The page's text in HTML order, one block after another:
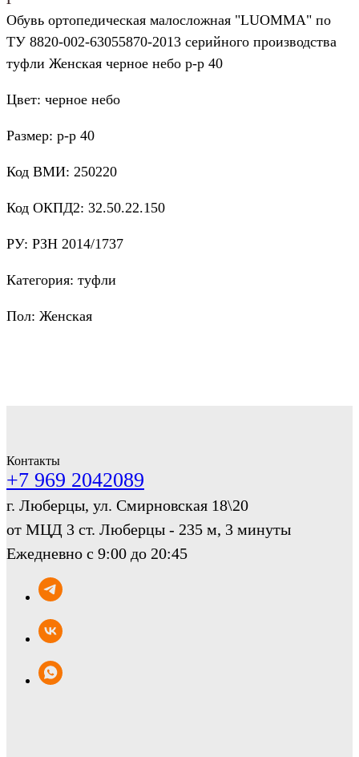
Обувь ортопедическая малосложная "LUOMMA" по
ТУ 8820-002-63055870-2013 серийного производства
туфли Женская черное небо р-р 40
Цвет: черное небо
Размер: р-р 40
Код ВМИ: 250220
Код ОКПД2: 32.50.22.150
РУ: РЗН 2014/1737
Категория: туфли
Пол: Женская
Контакты
+7 969 2042089
г. Люберцы, ул. Смирновская 18\20
от МЦД 3 ст. Люберцы - 235 м, 3 минуты
Ежедневно с 9:00 до 20:45